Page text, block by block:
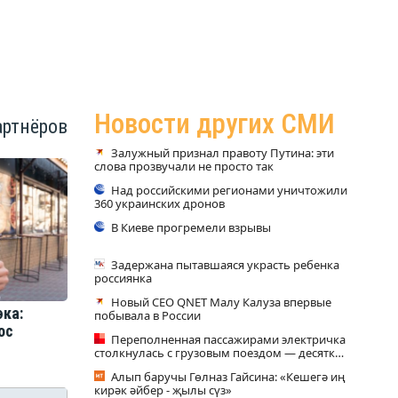
Новости других СМИ
Залужный признал правоту Путина: эти
слова прозвучали не просто так
Над российскими регионами уничтожили
360 украинских дронов
В Киеве прогремели взрывы
Задержана пытавшаяся украсть ребенка
россиянка
Новый CEO QNET Малу Калуза впервые
побывала в России
Переполненная пассажирами электричка
столкнулась с грузовым поездом — десятки
Алып баручы Гөлназ Гайсина: «Кешегә иң
кирәк әйбер - җылы сүз»